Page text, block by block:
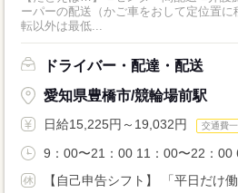
ーパーの配送（かご車をおして定位置に移動さ
転以外は最低...
ドライバー・配達・配送
愛知県豊橋市/競輪場前駅
日給15,225円～19,032円 交通費
9：00〜21：00 11：00〜22：00
【自己申告シフト】 「平日だけ